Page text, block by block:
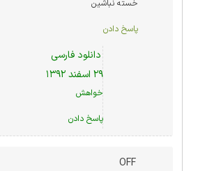
خسته نباشین
پاسخ دادن
دانلود فارسی
۲۹ اسفند ۱۳۹۲
خواهش
پاسخ دادن
OFF